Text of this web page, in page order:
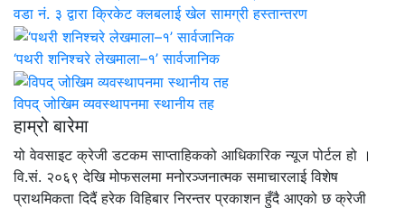
वडा नं. ३ द्वारा क्रिकेट क्लबलाई खेल सामग्री हस्तान्तरण
‘पथरी शनिश्चरे लेखमाला–१’ सार्वजानिक
विपद् जोखिम व्यवस्थापनमा स्थानीय तह
हाम्रो बारेमा
यो वेवसाइट क्रेजी डटकम साप्ताहिकको आधिकारिक न्यूज पोर्टल हो ।
वि.सं. २०६९ देखि मोफसलमा मनोरञ्जनात्मक समाचारलाई विशेष
प्राथमिकता दिदैं हरेक विहिबार निरन्तर प्रकाशन हुँदै आएको छ क्रेजी